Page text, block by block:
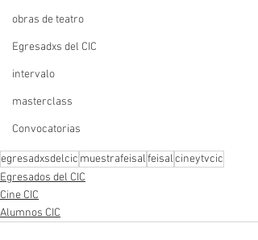
obras de teatro
Egresadxs del CIC
intervalo
masterclass
Convocatorias
egresadxsdelcic muestrafeisalfeisalcineytvcic
Egresados del CIC
Cine CIC
Alumnos CIC